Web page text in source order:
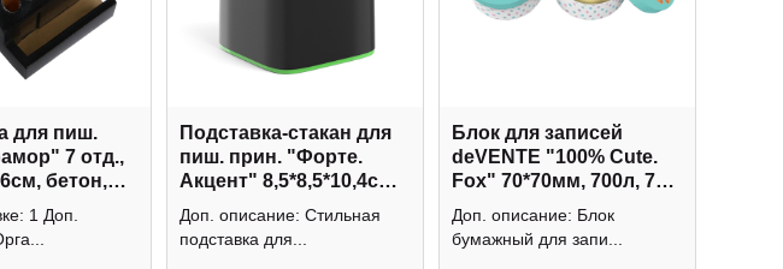
для пиш.
7 отд.,
бетон,
5532270
1 Доп.
Подставка-стакан для
пиш. прин. "Форте.
Акцент" 8,5*8,5*10,4см,
квадрат., пласт, черн/
зелен 55839 EK
Доп. описание: Стильная
подставка для...
Блок для записей
deVENTE "100% Cute.
Fox" 70*70мм, 700л, 75г/
м2, фигурн., подарочн.
коробка 2013001
Доп. описание: Блок
бумажный для запи...